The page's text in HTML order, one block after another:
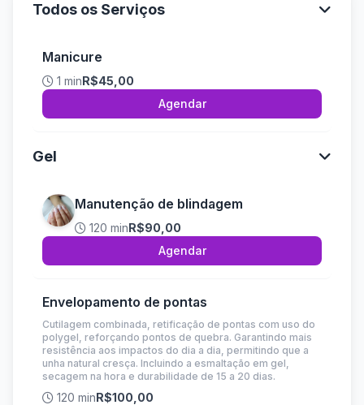
Todos os Serviços
Manicure
1 minR$45,00
Agendar
Gel
Manutenção de blindagem
120 minR$90,00
Agendar
Envelopamento de pontas
Cutilagem combinada, retificação de pontas com uso do
polygel, reforçando pontos de quebra. Garantindo mais
resistência aos impactos do dia a dia, permitindo que a
unha natural cresça. Incluindo a esmaltação em gel,
secagem na hora e durabilidade de 15 a 20 dias.
120 minR$100,00